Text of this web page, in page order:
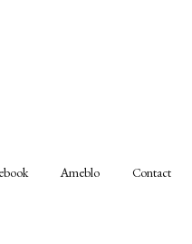
Ameblo Contact